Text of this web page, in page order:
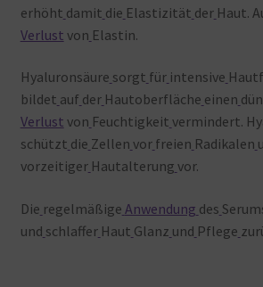
erhöht damit die Elastizität der Haut.
Verlust von Elastin.
Hyaluronsäure sorgt für intensive
bildet auf der Hautoberfläche einen
Verlust von Feuchtigkeit vermindert.
schützt die Zellen vor freien Radikalen
vorzeitiger Hautalterung vor.
Die regelmäßige Anwendung des
und schlaffer Haut Glanz und Pflege